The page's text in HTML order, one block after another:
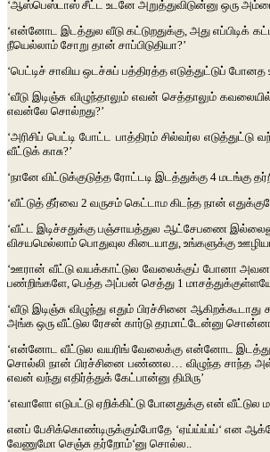
‘ஆஸ்பெஸ்டாஸ் சீட்ட உடனே அறுத்துவிடுன்னு ஒரு
‘என்னோட
இடத்துல வீடு கட்டுறதுக்கு ,அது எப்பிடிக்
நீயெல்லாம் சோறு தான் சாப்பிடுதியா?’
‘பெட்டிச் சாவிய ஒடச்சுப் பத்திரத்த எடுத்துட்டுப் போனத
‘வீடு இடிஞ்சு விழுந்தாலும் எவன் செத்தாலும்
எவன்லே சொல்றது?’
‘அரிசிப் பெட்டி போட்ட பாத்திரம் சில்வர்ல எடுத்துட்டு
வீட்டுக் காசு?’
‘நானே விட்டுக்குடுத்த ரோட்டடி இடத்துக்கு 4 மடங்கு
‘வீட்டுத் தீர்வை 2 வருசம் கெட்டாம கிடந்த நான்
‘வீட்ட
இடிச்சதுக்கு பஞ்சாயத்துல ஆட்சேபணை
விசயமெல்லாம் பொதுவுல கிடையாது உங்களுக்கு
‘ஊரான் வீட்டு வயக்காட்டுல வேலைக்குப் போனா
பண்றிங்களே பெத்த அப்பன் செத்து 1
‘வீடு இடிஞ்சு விழுந்து எதும் பிரச்சினை ஆகிறக்கூடாது
அங்க ஒரு வீட்டுல ரேசன் கார்டு தரமாட்டேன்னு
‘என்னோட
வீட்டுல வயரிங் வேலைக்கு என்னோட
சொல்லி நான் பிரச்சினை பண்ணல விழுந்த சாந்த
எவன் வந்து எதிர்த்துக் கேட்பான்னு திமிரு’
‘எவாளோ எடுபட்டு ஏறிக்கிட்டு போனதுக்கு என் வீட்டுல
எனப் பேசிக்கொண்டிருக்கும்போதே ‘ஏய்ய்ய்ய்‘என
வேணுமோ செஞ்சு தர்றோம்‘னு சொல்ல